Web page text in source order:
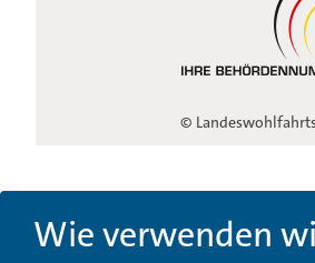
©
Wie verwenden